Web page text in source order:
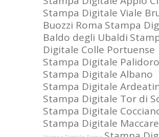
Stampa Digitale Viale
Buozzi Roma Stampa
Baldo degli Ubaldi
Digitale Colle Portuense
Stampa Digitale Palidoro
Stampa Digitale Albano
Stampa Digitale
Stampa Digitale Tor di
Stampa Digitale
Stampa Digitale